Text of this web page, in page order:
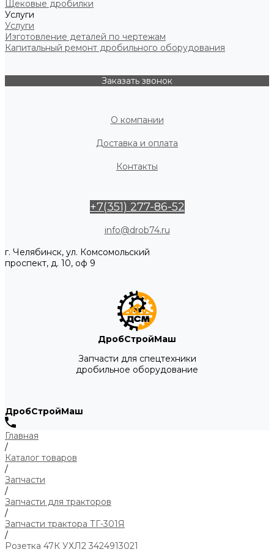
Щековые дробилки
Услуги
Услуги
Изготовление деталей по чертежам
Капитальный ремонт дробильного оборудования
Заказать звонок
О компании
Доставка и оплата
Контакты
+7(351) 277-86-52
info@drob74.ru
г. Челябинск, ул. Комсомольский
проспект, д. 10, оф 9
ДробСтройМаш
Запчасти для спецтехники
дробильное оборудование
ДробСтройМаш
Главная
/
Каталог товаров
/
Запчасти
/
Запчасти для тракторов
/
Запчасти трактора ТГ-301Я
/
Розетка 47К УХЛ2 3424913021